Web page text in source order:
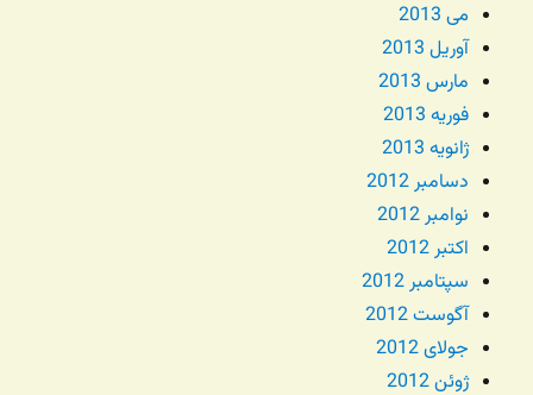
می 2013
آوریل 2013
مارس 2013
فوریه 2013
ژانویه 2013
دسامبر 2012
نوامبر 2012
اکتبر 2012
سپتامبر 2012
آگوست 2012
جولای 2012
ژوئن 2012